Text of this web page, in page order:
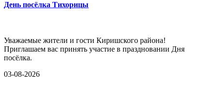
День посёлка Тихорицы
Уважаемые жители и гости Киришского района!
Приглашаем вас принять участие в праздновании Дня
посёлка.
03-08-2026